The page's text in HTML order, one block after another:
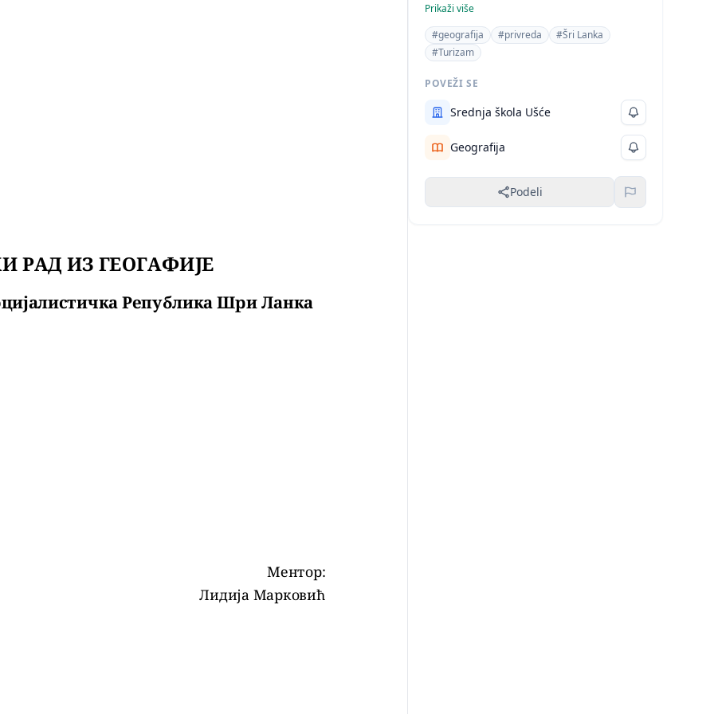
РАД ИЗ ГЕОГАФИЈЕ
Република Шри Ланка
Ментор:
Лидија Марковић
karakteristike, istorija i privreda.
Prikaži više
#geografija
#privreda
#Šri Lanka
#Turizam
POVEŽI SE
Srednja škola Ušće
Geografija
Podeli